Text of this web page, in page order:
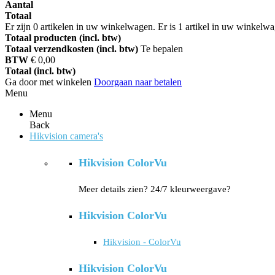
Aantal
Totaal
Er zijn 0 artikelen in uw winkelwagen. Er is 1 artikel in uw
Totaal producten (incl. btw)
Totaal verzendkosten (incl. btw) Te bepalen
BTW € 0,00
Totaal (incl. btw)
Ga door met winkelen Doorgaan naar betalen
Menu
Menu
Back
Hikvision camera's
Hikvision ColorVu
Meer details zien? 24/7 kleurweergave?
Hikvision ColorVu
Hikvision - ColorVu
Hikvision ColorVu